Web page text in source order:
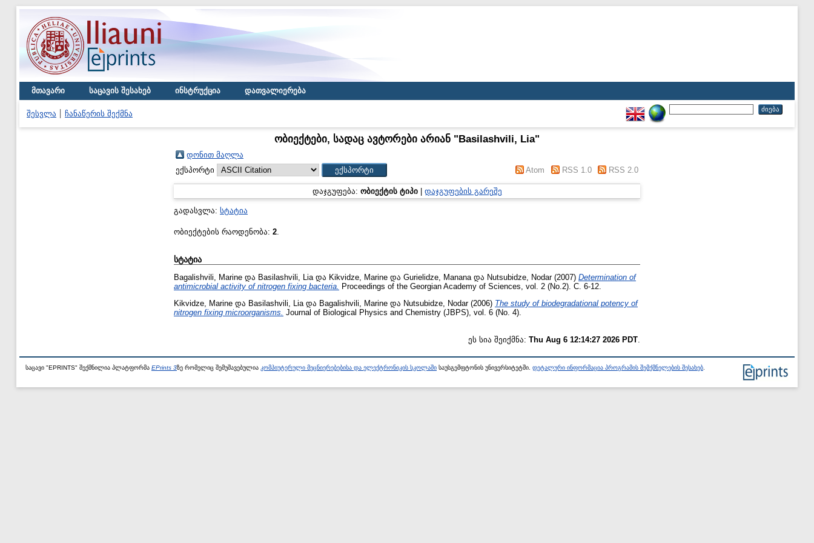
მთავარი საცავის შესახებ ინსტრუქცია დათვალიერება
შესვლა ჩანაწერის შექმნა
ობიექტები, სადაც ავტორები არიან "Basilashvili, Lia"
დონით მაღლა
ექსპორტი
Atom RSS 1.0 RSS 2.0
დაჯგუფება: ობიექტის ტიპი| დაჯგუფების გარეშე
გადასვლა: სტატია
ობიექტების რაოდენობა: 2.
სტატია
Bagalishvili, Marine და Basilashvili, Lia და Kikvidze, Marine და Gurielidze, Manana და Nutsubidze, Nodar(2007) Determination of
antimicrobial activity of nitrogen fixing bacteria.
Proceedings of the Georgian Academy of Sciences, vol. 2 (No.2). С. 6-12.
Kikvidze, Marine და Basilashvili, Lia და Bagalishvili, Marine და Nutsubidze, Nodar(2006) The study of biodegradational potency of
nitrogen fixing microorganisms. Journal of Biological Physics and Chemistry (JBPS), vol. 6 (No. 4).
ეს სია შეიქმნა: Thu Aug 6 12:14:27 2026 PDT
საცავი "EPRINTS" შექმნილია პლატფორმა EPrints 3ზე რომელიც შემუშავებულია კომპიუტერული მეცნიერებებისა და ელექტრონიკის სკოლაში საუსგემფტონის უნივერსიტეტში. დეტალური ინფორმაცია პროგრამის შემქმნელების შესახებ